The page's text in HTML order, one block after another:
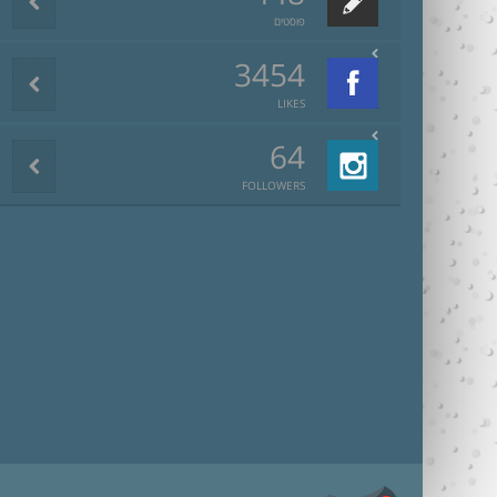
פוסטים
3454
LIKES
64
FOLLOWERS